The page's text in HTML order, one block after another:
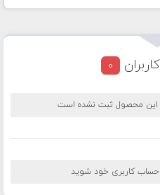
0
این محصول ثبت نشده است
حساب کاربری خود شوید